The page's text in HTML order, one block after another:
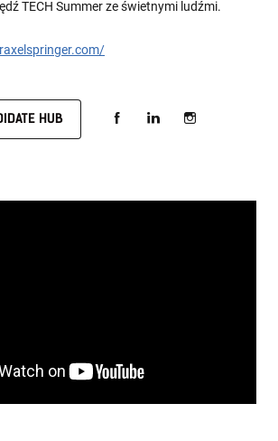
TECH Summer ze świetnymi ludźmi.
HUB